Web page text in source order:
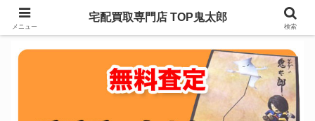
メニュー
宅配買取専門店 TOP鬼太郎
検索